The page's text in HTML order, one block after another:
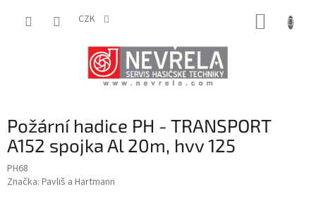
CZK
Požární hadice PH - TRANSPORT
A152 spojka Al 20m, hvv 125
PH68
Značka: Pavliš a Hartmann